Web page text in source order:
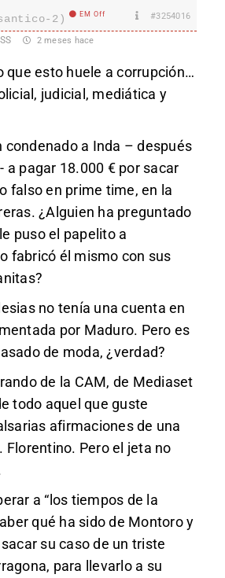
2) EM Off #3254016
2 meses hace
que esto huele a corrupción…
judicial, mediática y
condenado a Inda – después
a pagar 18.000 € por sacar
falso en prime time, en la
¿Alguien ha preguntado
puso el papelito a
fabricó él mismo con sus
no tenía una cuenta en
por Maduro. Pero es
de moda, ¿verdad?
de la CAM, de Mediaset
todo aquel que guste
afirmaciones de una
Florentino. Pero el jeta no
a “los tiempos de la
qué ha sido de Montoro y
su caso de un triste
para llevarlo a su